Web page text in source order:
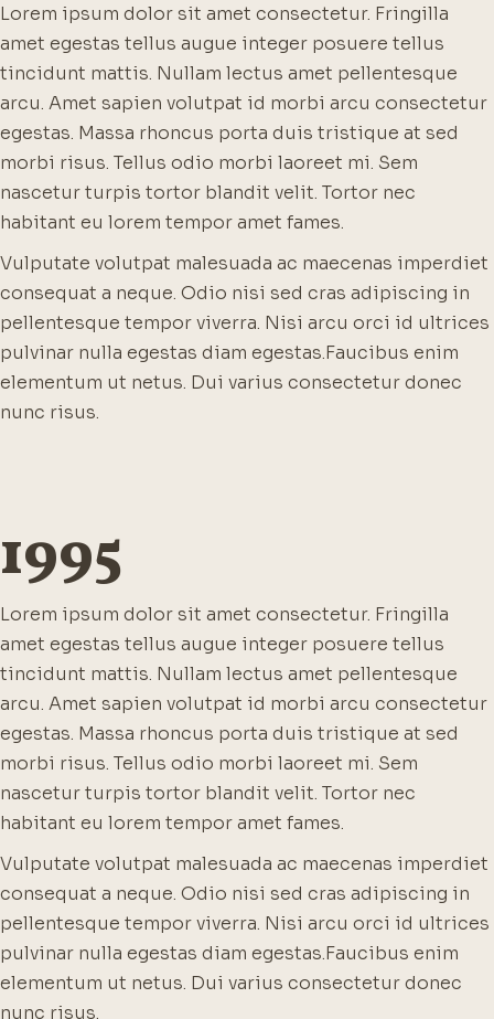
Lorem ipsum dolor sit amet consectetur. Fringilla
amet egestas tellus augue integer posuere tellus
tincidunt mattis. Nullam lectus amet pellentesque
arcu. Amet sapien volutpat id morbi arcu consectetur
egestas. Massa rhoncus porta duis tristique at sed
morbi risus. Tellus odio morbi laoreet mi. Sem
nascetur turpis tortor blandit velit. Tortor nec
habitant eu lorem tempor amet fames.
Vulputate volutpat malesuada ac maecenas imperdiet
consequat a neque. Odio nisi sed cras adipiscing in
pellentesque tempor viverra. Nisi arcu orci id ultrices
pulvinar nulla egestas diam egestas.Faucibus enim
elementum ut netus. Dui varius consectetur donec
nunc risus.
1995
Lorem ipsum dolor sit amet consectetur. Fringilla
amet egestas tellus augue integer posuere tellus
tincidunt mattis. Nullam lectus amet pellentesque
arcu. Amet sapien volutpat id morbi arcu consectetur
egestas. Massa rhoncus porta duis tristique at sed
morbi risus. Tellus odio morbi laoreet mi. Sem
nascetur turpis tortor blandit velit. Tortor nec
habitant eu lorem tempor amet fames.
Vulputate volutpat malesuada ac maecenas imperdiet
consequat a neque. Odio nisi sed cras adipiscing in
pellentesque tempor viverra. Nisi arcu orci id ultrices
pulvinar nulla egestas diam egestas.Faucibus enim
elementum ut netus. Dui varius consectetur donec
nunc risus.